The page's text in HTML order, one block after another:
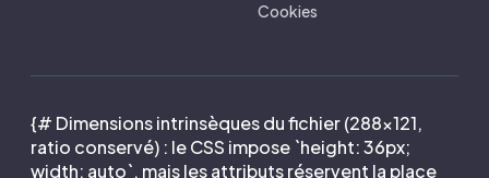
Cookies
{# Dimensions intrinsèques du fichier (288×121,
ratio conservé) : le CSS impose `height: 36px;
width: auto`, mais les attributs réservent la place